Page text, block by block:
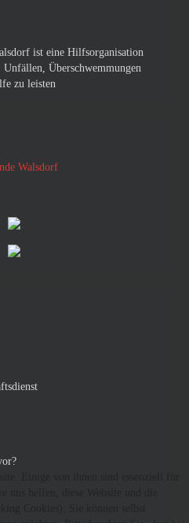
ist eine Hilfsorganisation
Überschwemmungen
zu leisten
Walsdorf
Einige von ihnen sind essenziell für